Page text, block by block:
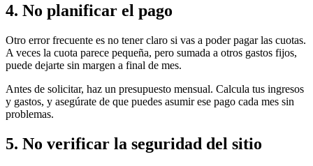
4. No planificar el pago
Otro error frecuente es no tener claro si vas a poder pagar las cuotas.
A veces la cuota parece pequeña, pero sumada a otros gastos fijos,
puede dejarte sin margen a final de mes.
Antes de solicitar, haz un presupuesto mensual. Calcula tus ingresos
y gastos, y asegúrate de que puedes asumir ese pago cada mes sin
problemas.
5. No verificar la seguridad del sitio